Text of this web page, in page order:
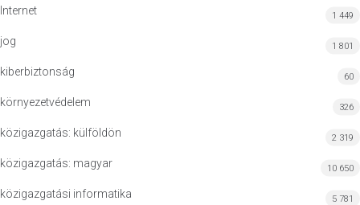
Internet 1 449
jog 1 801
kiberbiztonság 60
környezetvédelem 326
közigazgatás: külföldön 2 319
közigazgatás: magyar 10 650
közigazgatási informatika 5 781